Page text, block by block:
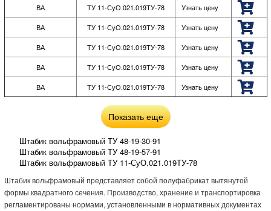
ВА ТУ 11-СуО.021.019ТУ-78 Узнать цену
ВА ТУ 11-СуО.021.019ТУ-78 Узнать цену
ВА ТУ 11-СуО.021.019ТУ-78 Узнать цену
ВА ТУ 11-СуО.021.019ТУ-78 Узнать цену
ВА ТУ 11-СуО.021.019ТУ-78 Узнать цену
Показать еще
Штабик вольфрамовый ТУ 48-19-30-91
Штабик вольфрамовый ТУ 48-19-57-91
Штабик вольфрамовый ТУ 11-СуО.021.019ТУ-78
Штабик вольфрамовый сварной
Штабик вольфрамовый высокочастотный
Штабик вольфрамовый ВА
Штабик вольфрамовый ШВС
Штабик вольфрамовый представляет собой полуфабрикат вытянутой
формы квадратного сечения. Производство, хранение и транспортировка
регламентированы нормами, установленными в нормативных документах